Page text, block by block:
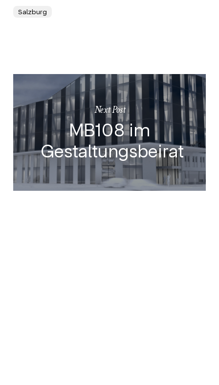
Salzburg
Next Post
MB108 im
Gestaltungsbeirat